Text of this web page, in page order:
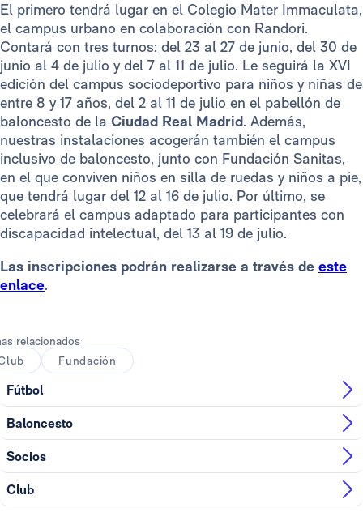
El primero tendrá lugar en el Colegio Mater Immaculata,
el campus urbano en colaboración con Randori.
Contará con tres turnos: del 23 al 27 de junio, del 30 de
junio al 4 de julio y del 7 al 11 de julio. Le seguirá la XVI
edición del campus sociodeportivo para niños y niñas de
entre 8 y 17 años, del 2 al 11 de julio en el pabellón de
baloncesto de la Ciudad Real Madrid. Además,
nuestras instalaciones acogerán también el campus
inclusivo de baloncesto, junto con Fundación Sanitas,
en el que conviven niños en silla de ruedas y niños a pie,
que tendrá lugar del 12 al 16 de julio. Por último, se
celebrará el campus adaptado para participantes con
discapacidad intelectual, del 13 al 19 de julio.
Las inscripciones podrán realizarse a través de este
enlace.
relacionados
Fundación
Fútbol
Baloncesto
Socios
Club